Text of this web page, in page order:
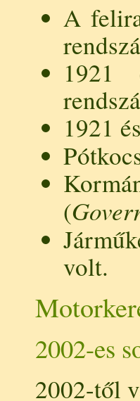
A
1921
1921
(
volt.
2002-es
2002-től